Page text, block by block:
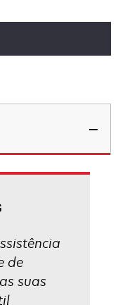
de
suas